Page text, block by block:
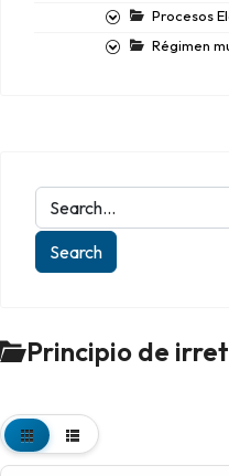
Procesos
Régimen
Principio de